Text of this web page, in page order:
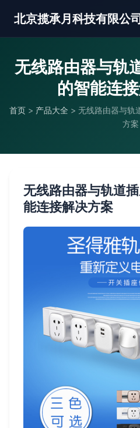
北京揽承月科技有限公司
无线路由器与轨
的智能连
首页 > 产品大全 > 无线路由器与轨
方案
无线路由器与轨道
能连接解决方案